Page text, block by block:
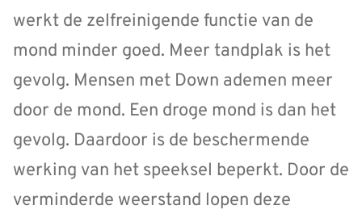
werkt de zelfreinigende functie van de
mond minder goed. Meer tandplak is het
gevolg. Mensen met Down ademen meer
door de mond. Een droge mond is dan het
gevolg. Daardoor is de beschermende
werking van het speeksel beperkt. Door de
verminderde weerstand lopen deze